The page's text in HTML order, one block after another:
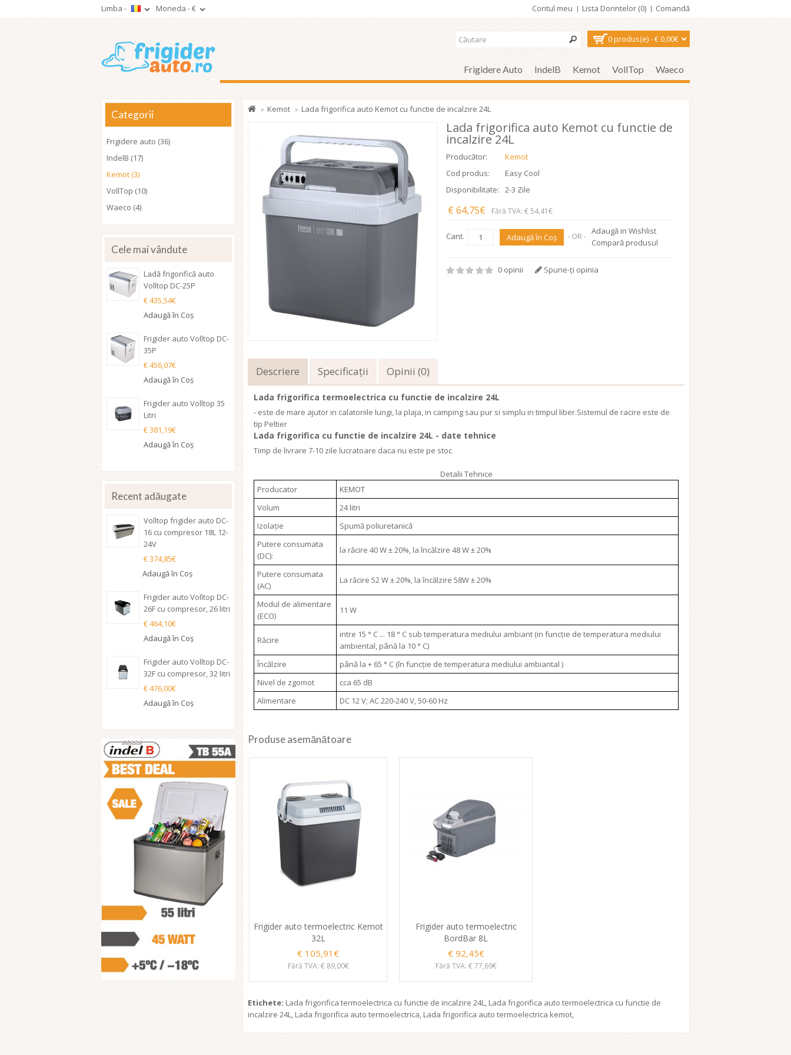
Limba - Moneda -€ Contul meu Lista Dorintelor (0) Comandă
0 produs(e) - € 0,00€
Frigidere Auto IndelB Kemot VollTop Waeco
Categorii
Frigidere auto (36)
IndelB (17)
Kemot (3)
VollTop (10)
Waeco (4)
Cele mai vândute
Ladă frigorifică auto
Volltop DC-25P
€ 435,54€
Adaugă în Coş
Frigider auto Volltop DC-
35P
€ 456,07€
Adaugă în Coş
Frigider auto Volltop 35
Litri
€ 381,19€
Adaugă în Coş
Recent adăugate
Volltop frigider auto DC-
16 cu compresor 18L 12-
24V
€ 374,85€
Adaugă în Coş
Frigider auto Volltop DC-
26F cu compresor, 26 litri
€ 464,10€
Adaugă în Coş
Frigider auto Volltop DC-
32F cu compresor, 32 litri
€ 476,00€
Adaugă în Coş
Kemot Lada frigorifica auto Kemot cu functie de incalzire 24L
Lada frigorifica auto Kemot cu functie de
incalzire 24L
Producător:
Kemot
Cod produs:
Easy Cool
Disponibilitate:
2-3 Zile
€ 64,75€ Fără TVA: € 54,41€
Cant. Adaugă în Coş - OR - Adaugă in Wishlist
Compară produsul
0 opinii Spune-ţi opinia
Descriere Specificaţii Opinii (0)
Lada frigorifica termoelectrica cu functie de incalzire 24L
- este de mare ajutor in calatoriile lungi, la plaja, in camping sau pur si simplu in timpul liber.Sistemul de racire este de
tip Peltier
Lada frigorifica cu functie de incalzire 24L - date tehnice
Timp de livrare 7-10 zile lucratoare daca nu este pe stoc
Detalii Tehnice
Producator
KEMOT
Volum
24 litri
Izolație
Spumă poliuretanică
Putere consumata
(DC):
la răcire 40 W ± 20%, la încălzire 48 W ± 20%
Putere consumata
(AC)
La răcire 52 W ± 20%, la încălzire 58W ± 20%
Modul de alimentare
(ECO)
11 W
Răcire
intre 15 ° C ... 18 ° C sub temperatura mediului ambiant (in funcție de temperatura mediului
ambiental, până la 10 ° C)
Încălzire
până la + 65 ° C (în funcție de temperatura mediului ambiantal )
Nivel de zgomot
cca 65 dB
Alimentare
DC 12 V; AC 220-240 V, 50-60 Hz
Produse asemănătoare
Frigider auto termoelectric Kemot
32L
€ 105,91€
Fără TVA: € 89,00€
Frigider auto termoelectric
BordBar 8L
€ 92,45€
Fără TVA: € 77,69€
Etichete: Lada frigorifica termoelectrica cu functie de incalzire 24L, Lada frigorifica auto termoelectrica cu functie de
incalzire 24L, Lada frigorifica auto termoelectrica, Lada frigorifica auto termoelectrica kemot,